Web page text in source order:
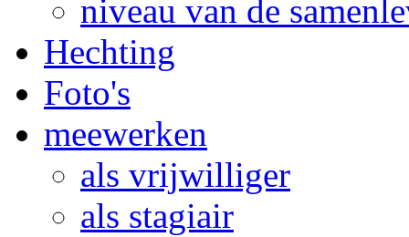
niveau van de
Hechting
Foto's
meewerken
als vrijwilliger
als stagiair